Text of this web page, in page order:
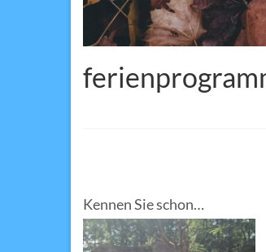
Kennen Sie schon…